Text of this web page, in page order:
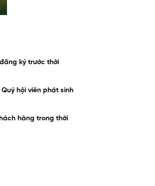
ký trước thời
hội viên phát sinh
hàng trong thời